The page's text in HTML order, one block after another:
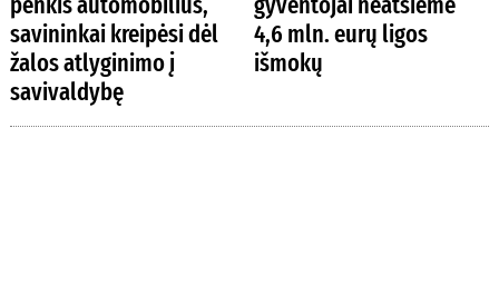
savininkai kreipėsi dėl
žalos atlyginimo į
savivaldybę
4,6 mln. eurų ligos
išmokų